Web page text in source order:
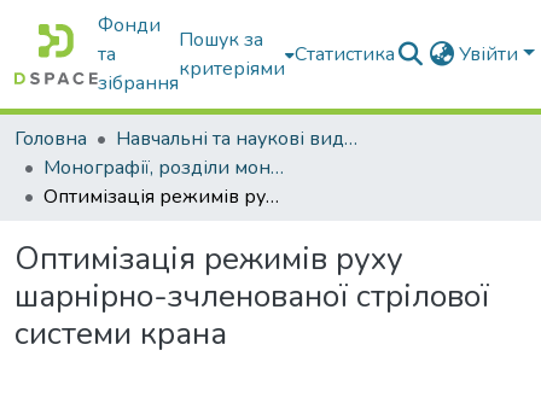
Фонди
та
зібрання
Пошук за
критеріями
Статистика Увійти
Головна
Навчальні та наукові видання
Монографії, розділи монографій, доповіді
Оптимізація режимів руху шарнірно-зчленованої стрілової системи крана
Оптимізація режимів руху
шарнірно-зчленованої стрілової
системи крана